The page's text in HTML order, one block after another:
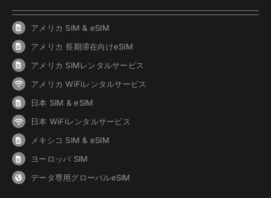
アメリカ SIM & eSIM
アメリカ 長期滞在向けeSIM
アメリカ SIMレンタルサービス
アメリカ WiFiレンタルサービス
日本 SIM & eSIM
日本 WiFiレンタルサービス
メキシコ SIM & eSIM
ヨーロッパ SIM
データ専用グローバルeSIM